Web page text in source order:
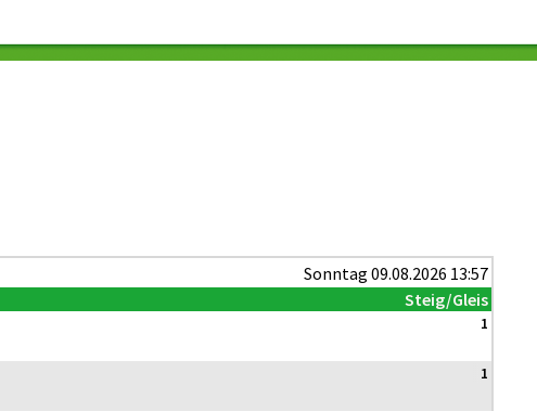
Sonntag 09.08.2026 13:57
Steig/Gleis
1
1